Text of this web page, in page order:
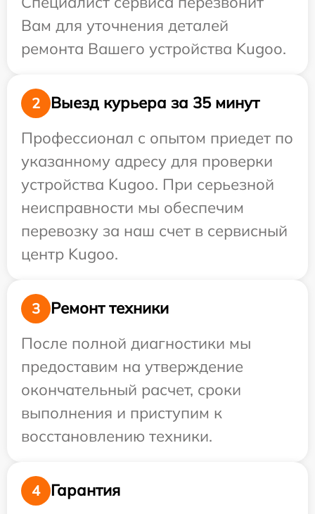
Вам для уточнения деталей
ремонта Вашего устройства Kugoo.
2
Выезд курьера за 35 минут
Профессионал с опытом приедет по
указанному адресу для проверки
устройства Kugoo. При серьезной
неисправности мы обеспечим
перевозку за наш счет в сервисный
центр Kugoo.
3
Ремонт техники
После полной диагностики мы
предоставим на утверждение
окончательный расчет, сроки
выполнения и приступим к
восстановлению техники.
4 Гарантия